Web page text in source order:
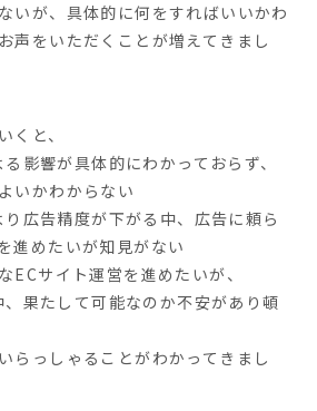
いが、具体的に何をすればいいかわ
声をいただくことが増えてきまし
くと、
影響が具体的にわかっておらず、
いかわからない
広告精度が下がる中、広告に頼ら
進めたいが知見がない
サイト運営を進めたいが、
果たして可能なのか不安があり頓
らっしゃることがわかってきまし